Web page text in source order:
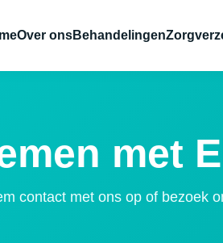
Over onsBehandelingen
met
contact met ons op of bezoek